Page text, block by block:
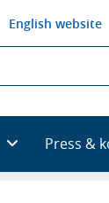
English website
Press &